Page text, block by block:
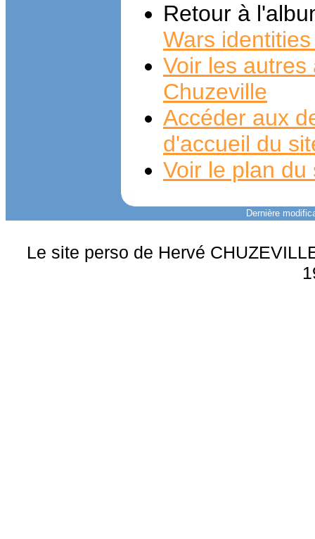
Retour à
Wars
Voir les
Chuzeville
Accéder aux
d'accueil du
Voir le plan du
Dernière
Le site perso de Hervé